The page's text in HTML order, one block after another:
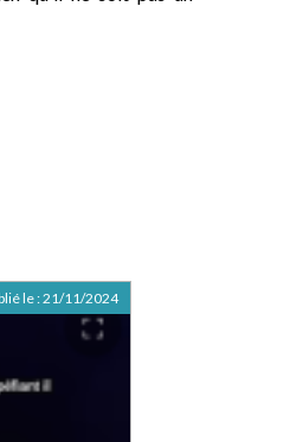
le :21/11/2024